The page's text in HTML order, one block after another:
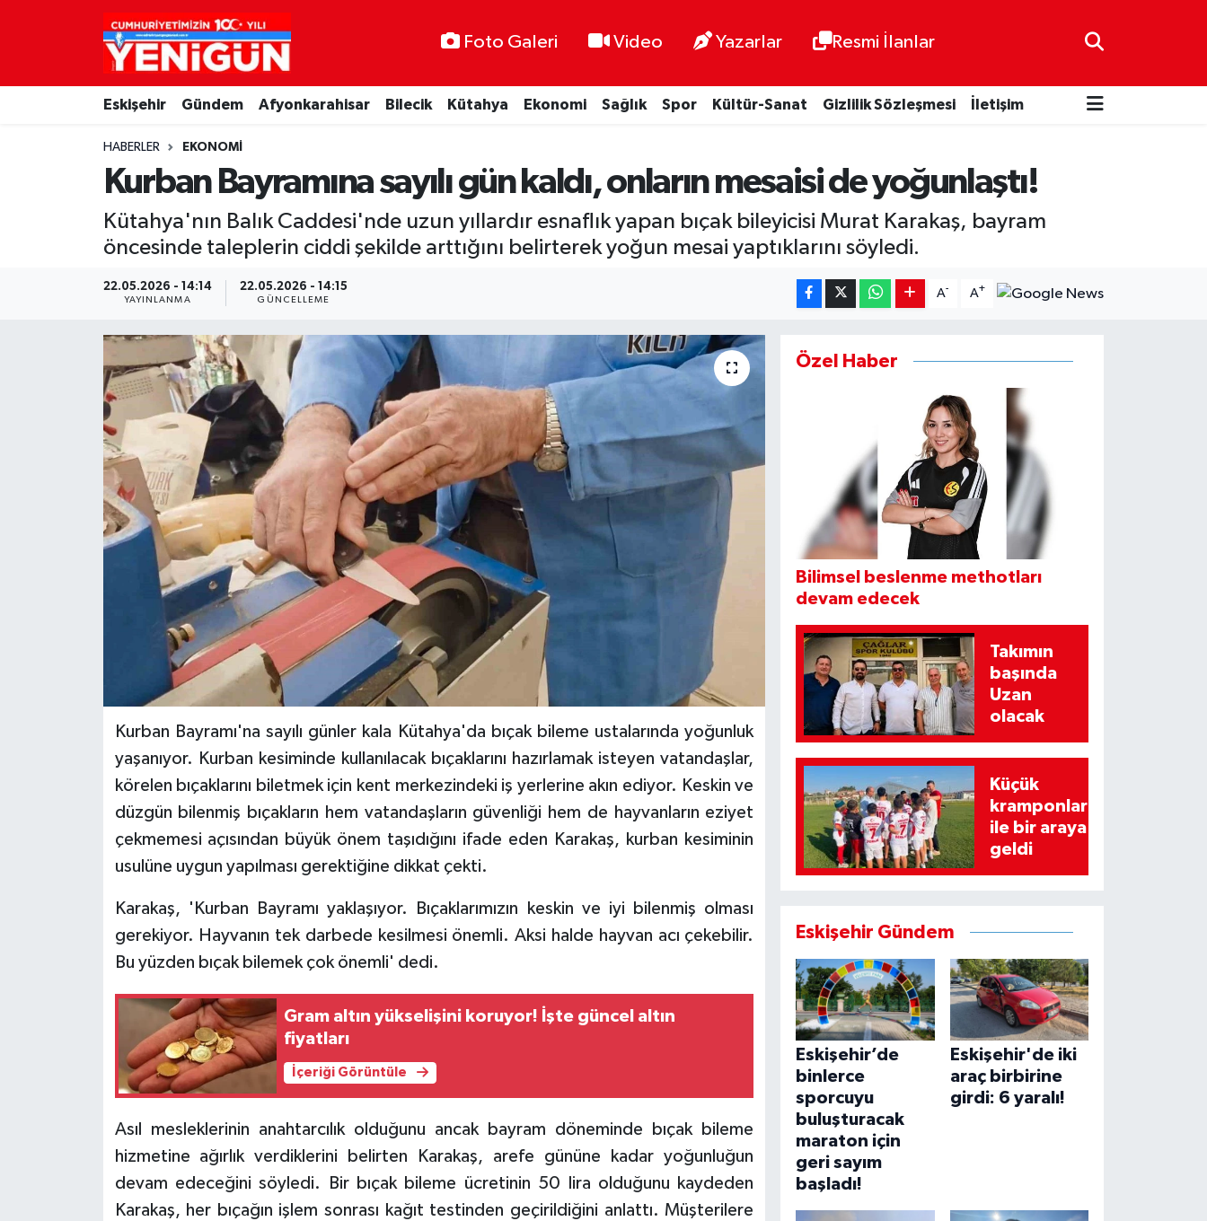
Foto Galeri Video Yazarlar Resmi İlanlar
Eskişehir Gündem Afyonkarahisar Bilecik Kütahya Ekonomi Sağlık Spor Kültür-Sanat Gizlilik Sözleşmesi İletişim
HABERLER EKONOMI
Kurban Bayramına sayılı gün kaldı, onların mesaisi de yoğunlaştı!
Kütahya'nın Balık Caddesi'nde uzun yıllardır esnaflık yapan bıçak bileyicisi Murat Karakaş, bayram
öncesinde taleplerin ciddi şekilde arttığını belirterek yoğun mesai yaptıklarını söyledi.
22.05.2026 - 14:14
YAYINLANMA
22.05.2026 - 14:15
GÜNCELLEME
A- A+
Kurban Bayramı'na sayılı günler kala Kütahya'da bıçak bileme ustalarında yoğunluk
yaşanıyor. Kurban kesiminde kullanılacak bıçaklarını hazırlamak isteyen vatandaşlar,
körelen bıçaklarını biletmek için kent merkezindeki iş yerlerine akın ediyor. Keskin ve
düzgün bilenmiş bıçakların hem vatandaşların güvenliği hem de hayvanların eziyet
çekmemesi açısından büyük önem taşıdığını ifade eden Karakaş, kurban kesiminin
usulüne uygun yapılması gerektiğine dikkat çekti.
Karakaş, 'Kurban Bayramı yaklaşıyor. Bıçaklarımızın keskin ve iyi bilenmiş olması
gerekiyor. Hayvanın tek darbede kesilmesi önemli. Aksi halde hayvan acı çekebilir.
Bu yüzden bıçak bilemek çok önemli' dedi.
Gram altın yükselişini koruyor! İşte güncel altın
fiyatları
İçeriği Görüntüle
Asıl mesleklerinin anahtarcılık olduğunu ancak bayram döneminde bıçak bileme
hizmetine ağırlık verdiklerini belirten Karakaş, arefe gününe kadar yoğunluğun
devam edeceğini söyledi. Bir bıçak bileme ücretinin 50 lira olduğunu kaydeden
Karakaş, her bıçağın işlem sonrası kağıt testinden geçirildiğini anlattı. Müşterilere
Özel Haber
Bilimsel beslenme methotları
devam edecek
Takımın
başında
Uzan
olacak
Küçük
kramponlar
ile bir araya
geldi
Eskişehir Gündem
Eskişehir’de
binlerce
sporcuyu
buluşturacak
maraton için
geri sayım
başladı!
Eskişehir'de iki
araç birbirine
girdi: 6 yaralı!
Nöbetçi Eczaneler
Hava Durumu
Tüm Manşetler
Son Dakika Haberleri
Haber Arşivi